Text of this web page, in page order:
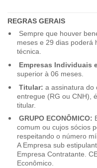
REGRAS GERAIS
Sempre que houver
meses e 29 dias poderá
técnica.
Empresas Individuais
superior à 06 meses.
Titular: a assinatura do
entregue (RG ou CNH),
titular.
GRUPO ECONÔMICO:
comum ou cujos sócios
respeitando o número
A Empresa sub
Empresa Contratante.
Econômico.